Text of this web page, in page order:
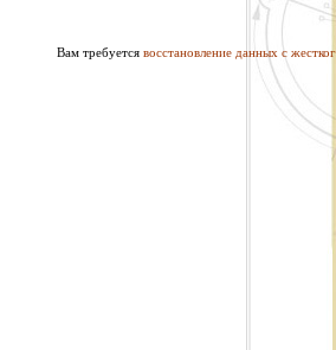
Вам требуется восстановление данных с